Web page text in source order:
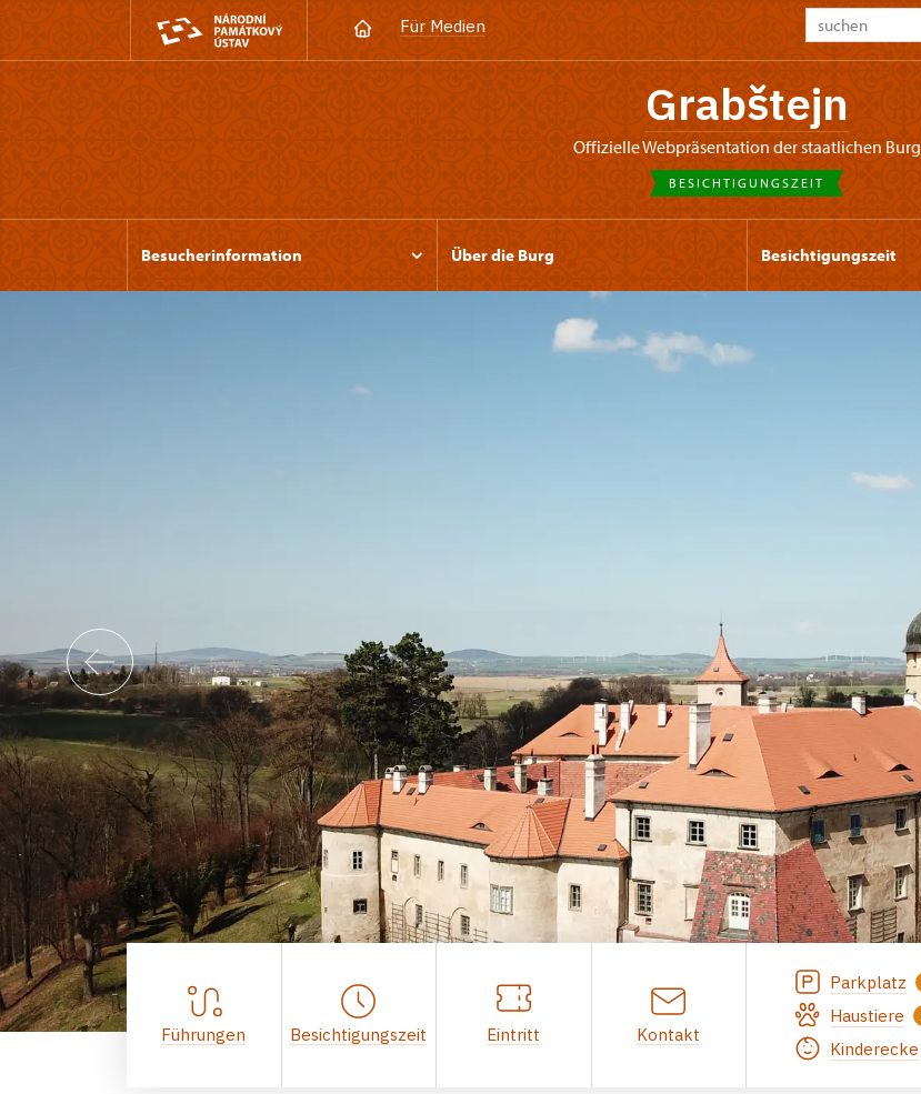
Für Medien
Grabštejn
offizielle Webpräsentation der staatlichen Burg
BESICHTIGUNGSZEIT
Besucherinformation Über die Burg Besichtigungszeit
Führungen
Besichtigungszeit Eintritt Kontakt
Parkplatz
Haustiere
Kinderecke